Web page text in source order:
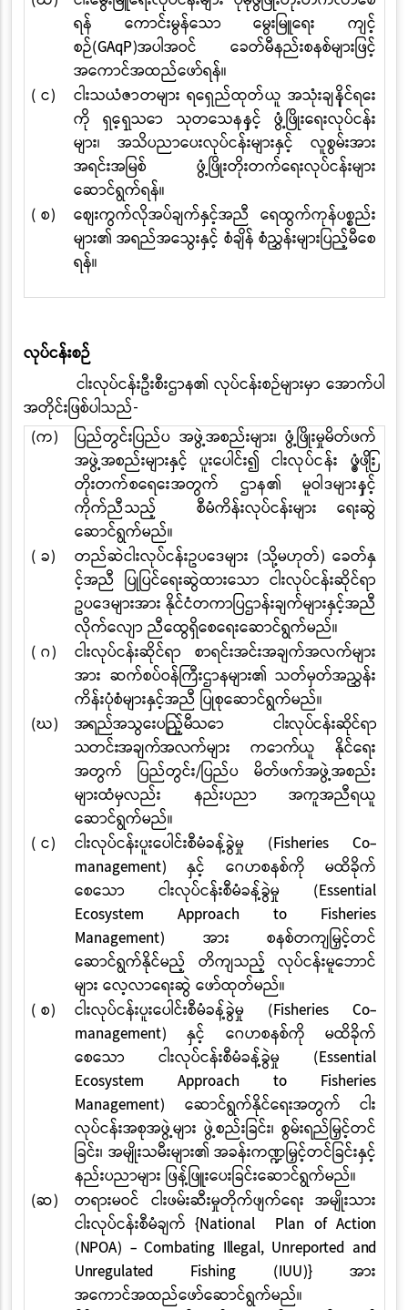
ရန် ကောင်းမွန်သော မွေးမြူရေး ကျင့်
စဉ်(GAqP)အပါအဝင် ခေတ်မီနည်းစနစ်များဖြင့်
အကောင်အထည်ဖော်ရန်။
( င)
ငါးသယံဇာတများ ရေရှည်ထုတ်ယူ အသုံးချနိုင်ရေး
ကို ရှေ့ရှုသော သုတေသနနှင့် ဖွံ့ဖြိုးရေးလုပ်ငန်း
များ၊ အသိပညာပေးလုပ်ငန်းများနှင့် လူစွမ်းအား
အရင်းအမြစ် ဖွံ့ဖြိုးတိုးတက်ရေးလုပ်ငန်းများ
ဆောင်ရွက်ရန်။
( စ)
စျေးကွက်လိုအပ်ချက်နှင့်အညီ ရေထွက်ကုန်ပစ္စည်း
များ၏ အရည်အသွေးနှင့် စံချိန် စံညွှန်းများပြည့်မီစေ
ရန်။
လုပ်ငန်းစဉ်
ငါးလုပ်ငန်းဦးစီးဌာန၏ လုပ်ငန်းစဉ်များမှာ အောက်ပါ
အတိုင်းဖြစ်ပါသည်-
(က)
ပြည်တွင်းပြည်ပ အဖွဲ့အစည်းများ၊ ဖွံ့ဖြိုးမှုမိတ်ဖက်
အဖွဲ့အစည်းများနှင့် ပူးပေါင်း၍ ငါးလုပ်ငန်း ဖွံ့ဖြိုး
တိုးတက်စေရေးအတွက် ဌာန၏ မူဝါဒများနှင့်
ကိုက်ညီသည့်
စီမံကိန်းလုပ်ငန်းများ ရေးဆွဲ
ဆောင်ရွက်မည်။
( ခ)
တည်ဆဲငါးလုပ်ငန်းဥပဒေများ (သို့မဟုတ်)ခေတ်နှ
င့်အညီ ပြုပြင်ရေးဆွဲထားသော ငါးလုပ်ငန်းဆိုင်ရာ
ဥပဒေများအား နိုင်ငံတကာပြဌာန်းချက်များနှင့်အညီ
လိုက်လျော ညီထွေရှိစေရေးဆောင်ရွက်မည်။
( ဂ)
ငါးလုပ်ငန်းဆိုင်ရာ စာရင်းအင်းအချက်အလက်များ
အား ဆက်စပ်ဝန်ကြီးဌာနများ၏ သတ်မှတ်အညွှန်း
ကိန်းပုံစံများနှင့်အညီ ပြုစုဆောင်ရွက်မည်။
(ဃ)
အရည်အသွေးပြည့်မီသော ငါးလုပ်ငန်းဆိုင်ရာ
သတင်းအချက်အလက်များ ကောက်ယူနိုင်ရေး
အတွက် ပြည်တွင်း/ပြည်ပ မိတ်ဖက်အဖွဲ့အစည်း
များထံမှလည်း နည်းပညာ အကူအညီရယူ
ဆောင်ရွက်မည်။
( င)
ငါးလုပ်ငန်းပူးပေါင်းစီမံခန့်ခွဲမှု(Fisheries Co-
management)နှင့် ဂေဟစနစ်ကို မထိခိုက်
စေသော ငါးလုပ်ငန်းစီမံခန့်ခွဲမှု (Essential
Ecosystem Approach to Fisheries
Management) အား စနစ်တကျမြှင့်တင်
ဆောင်ရွက်နိုင်မည့် တိကျသည့် လုပ်ငန်းမူဘောင်
များ လေ့လာရေးဆွဲ ဖော်ထုတ်မည်။
( စ)
ငါးလုပ်ငန်းပူးပေါင်းစီမံခန့်ခွဲမှု (Fisheries Co-
management)နှင့် ဂေဟစနစ်ကို မထိခိုက်
စေသော ငါးလုပ်ငန်းစီမံခန့်ခွဲမှု (Essential
Ecosystem Approach to Fisheries
Management) ဆောင်ရွက်နိုင်ရေးအတွက် ငါး
လုပ်ငန်းအစုအဖွဲ့များ ဖွဲ့စည်းခြင်း၊ စွမ်းရည်မြှင့်တင်
ခြင်း၊ အမျိုးသမီးများ၏ အခန်းကဏ္ဍမြှင့်တင်ခြင်းနှင့်
နည်းပညာများ ဖြန့်ဖြူးပေးခြင်းဆောင်ရွက်မည်။
(ဆ)
တရားမဝင် ငါးဖမ်းဆီးမှုတိုက်ဖျက်ရေး အမျိုးသား
ငါးလုပ်ငန်းစီမံချက် {National Plan of Action
(NPOA) - Combating Illegal, Unreported and
Unregulated Fishing(IUU)}အား
အကောင်အထည်ဖော်ဆောင်ရွက်မည်။